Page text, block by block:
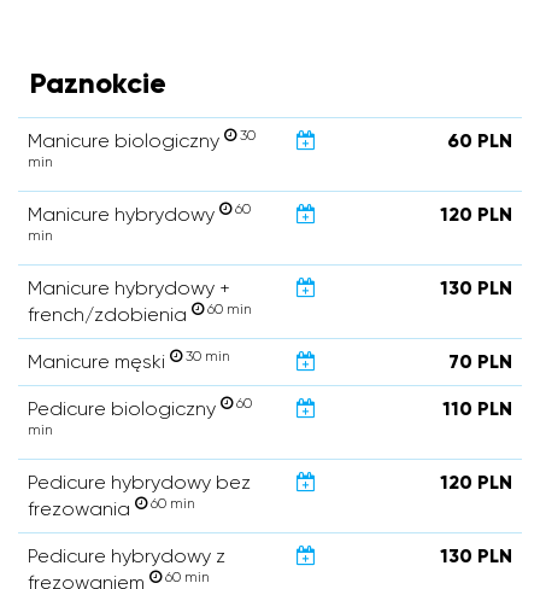
Paznokcie
Manicure biologiczny
30
min
60 PLN
Manicure hybrydowy
60
min
120 PLN
Manicure hybrydowy +
french/zdobienia
60 min
130 PLN
Manicure męski 30 min 70 PLN
Pedicure biologiczny
60
min
110 PLN
Pedicure hybrydowy bez
frezowania
60 min
120 PLN
Pedicure hybrydowy z
frezowaniem
60 min
130 PLN